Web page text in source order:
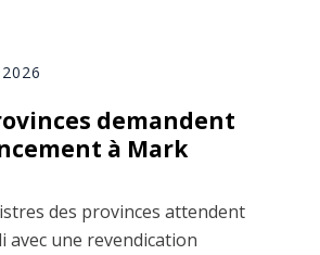
demandent
à Mark
des provinces attendent
avec une revendication